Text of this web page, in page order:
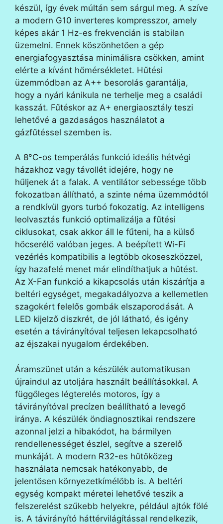
készül, így évek múltán sem sárgul meg. A szíve
a modern G10 inverteres kompresszor, amely
képes akár 1 Hz-es frekvencián is stabilan
üzemelni. Ennek köszönhetően a gép
energiafogyasztása minimálisra csökken, amint
elérte a kívánt hőmérsékletet. Hűtési
üzemmódban az A++ besorolás garantálja,
hogy a nyári kánikula ne terhelje meg a családi
kasszát. Fűtéskor az A+ energiaosztály teszi
lehetővé a gazdaságos használatot a
gázfűtéssel szemben is.
A 8°C-os temperálás funkció ideális hétvégi
házakhoz vagy távollét idejére, hogy ne
hűljenek át a falak. A ventilátor sebessége több
fokozatban állítható, a szinte néma üzemmódtól
a rendkívül gyors turbó fokozatig. Az intelligens
leolvasztás funkció optimalizálja a fűtési
ciklusokat, csak akkor áll le fűteni, ha a külső
hőcserélő valóban jeges. A beépített Wi-Fi
vezérlés kompatibilis a legtöbb okoseszközzel,
így hazafelé menet már elindíthatjuk a hűtést.
Az X-Fan funkció a kikapcsolás után kiszárítja a
beltéri egységet, megakadályozva a kellemetlen
szagokért felelős gombák elszaporodását. A
LED kijelző diszkrét, de jól látható, és igény
esetén a távirányítóval teljesen lekapcsolható
az éjszakai nyugalom érdekében.
Áramszünet után a készülék automatikusan
újraindul az utoljára használt beállításokkal. A
függőleges légterelés motoros, így a
távirányítóval precízen beállítható a levegő
iránya. A készülék öndiagnosztikai rendszere
azonnal jelzi a hibakódot, ha bármilyen
rendellenességet észlel, segítve a szerelő
munkáját. A modern R32-es hűtőközeg
használata nemcsak hatékonyabb, de
jelentősen környezetkímélőbb is. A beltéri
egység kompakt méretei lehetővé teszik a
felszerelést szűkebb helyekre, például ajtók fölé
is. A távirányító háttérvilágítással rendelkezik,